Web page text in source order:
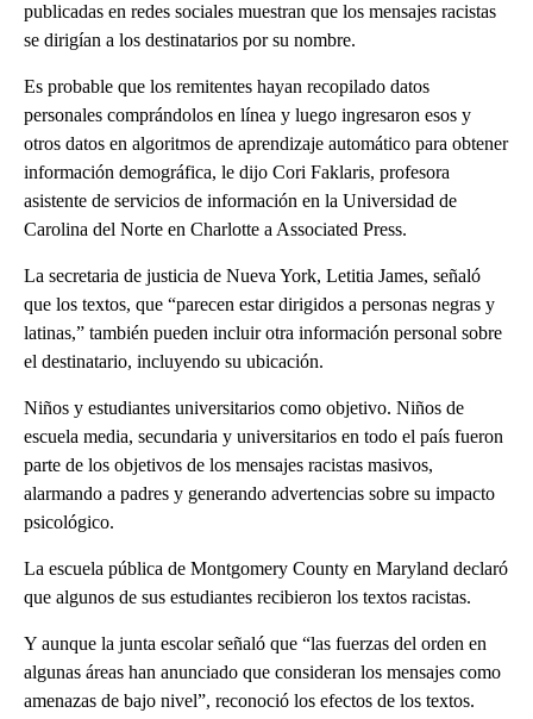
publicadas en redes sociales muestran que los mensajes racistas
se dirigían a los destinatarios por su nombre.
Es probable que los remitentes hayan recopilado datos
personales comprándolos en línea y luego ingresaron esos y
otros datos en algoritmos de aprendizaje automático para obtener
información demográfica, le dijo Cori Faklaris, profesora
asistente de servicios de información en la Universidad de
Carolina del Norte en Charlotte a Associated Press.
La secretaria de justicia de Nueva York, Letitia James, señaló
que los textos, que “parecen estar dirigidos a personas negras y
latinas,” también pueden incluir otra información personal sobre
el destinatario, incluyendo su ubicación.
Niños y estudiantes universitarios como objetivo. Niños de
escuela media, secundaria y universitarios en todo el país fueron
parte de los objetivos de los mensajes racistas masivos,
alarmando a padres y generando advertencias sobre su impacto
psicológico.
La escuela pública de Montgomery County en Maryland declaró
que algunos de sus estudiantes recibieron los textos racistas.
Y aunque la junta escolar señaló que “las fuerzas del orden en
algunas áreas han anunciado que consideran los mensajes como
amenazas de bajo nivel”, reconoció los efectos de los textos.